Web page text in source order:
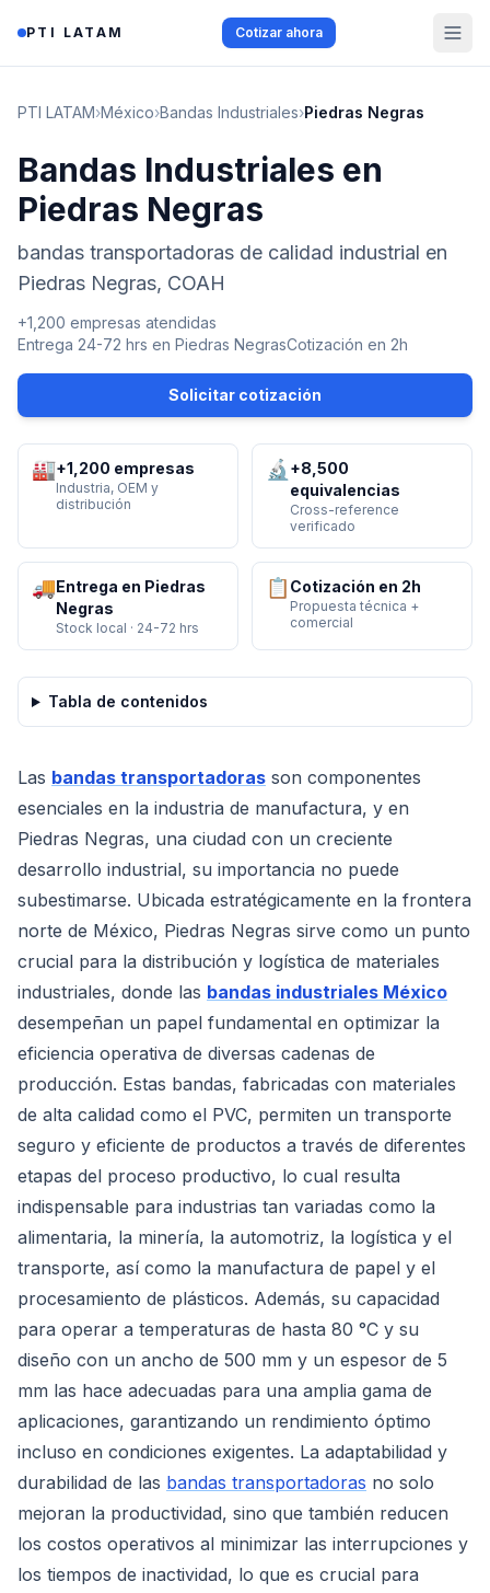
PTI LATAM Cotizar ahora
PTI LATAM›México›Bandas Industriales›Piedras Negras
Bandas Industriales en
Piedras Negras
bandas transportadoras de calidad industrial en
Piedras Negras, COAH
+1,200 empresas atendidas
Entrega 24-72 hrs en Piedras NegrasCotización en 2h
Solicitar cotización
🏭+1,200 empresas
Industria, OEM y
distribución
🔬 +8,500
equivalencias
Cross-reference
verificado
🚚Entrega en Piedras
Negras
Stock local · 24-72 hrs
📋 Cotización en 2h
Propuesta técnica +
comercial
Tabla de contenidos
Las bandas transportadoras son componentes
esenciales en la industria de manufactura, y en
Piedras Negras, una ciudad con un creciente
desarrollo industrial, su importancia no puede
subestimarse. Ubicada estratégicamente en la frontera
norte de México, Piedras Negras sirve como un punto
crucial para la distribución y logística de materiales
industriales, donde las bandas industriales México
desempeñan un papel fundamental en optimizar la
eficiencia operativa de diversas cadenas de
producción. Estas bandas, fabricadas con materiales
de alta calidad como el PVC, permiten un transporte
seguro y eficiente de productos a través de diferentes
etapas del proceso productivo, lo cual resulta
indispensable para industrias tan variadas como la
alimentaria, la minería, la automotriz, la logística y el
transporte, así como la manufactura de papel y el
procesamiento de plásticos. Además, su capacidad
para operar a temperaturas de hasta 80 °C y su
diseño con un ancho de 500 mm y un espesor de 5
mm las hace adecuadas para una amplia gama de
aplicaciones, garantizando un rendimiento óptimo
incluso en condiciones exigentes. La adaptabilidad y
durabilidad de las bandas transportadoras no solo
mejoran la productividad, sino que también reducen
los costos operativos al minimizar las interrupciones y
los tiempos de inactividad, lo que es crucial para